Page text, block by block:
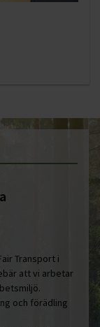
Transport i
att vi arbetar
och förädling